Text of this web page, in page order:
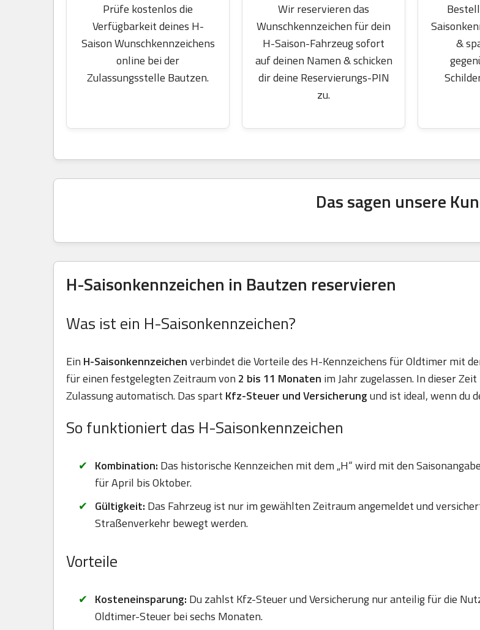
Prüfe kostenlos die
Verfügbarkeit deines H-
Saison Wunschkennzeichens
online bei der
Zulassungsstelle Bautzen.
Wir reservieren das
Wunschkennzeichen für dein
H-Saison-Fahrzeug sofort
auf deinen Namen & schicken
dir deine Reservierungs-PIN
zu.
&
Das sagen unsere
H-Saisonkennzeichen in Bautzen reservieren
Was ist ein H-Saisonkennzeichen?
Ein H-Saisonkennzeichenverbindet die Vorteile des H-Kennzeichens für Oldtimer mit
für einen festgelegten Zeitraum von 2 bis 11 Monaten im Jahr zugelassen. In dieser
Zulassung automatisch. Das spart Kfz-Steuer und Versicherungund ist ideal, wenn du
So funktioniert das H-Saisonkennzeichen
Kombination: Das historische Kennzeichen mit dem „H“ wird mit den
für April bis Oktober.
Gültigkeit: Das Fahrzeug ist nur im gewählten Zeitraum angemeldet und
Straßenverkehr bewegt werden.
Vorteile
Kosteneinsparung: Du zahlst Kfz-Steuer und Versicherung nur anteilig für die
Oldtimer-Steuer bei sechs Monaten.